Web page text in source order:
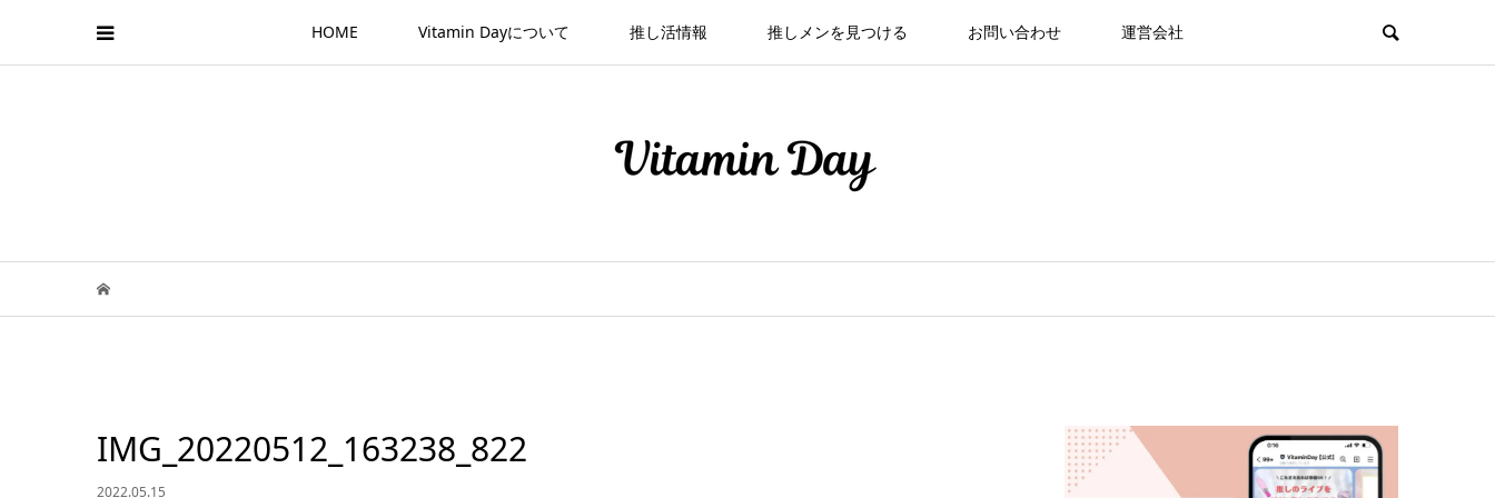
HOME Vitamin Dayについて 推し活情報 推しメンを見つける お問い合わせ 運営会社
IMG_20220512_163238_822
2022.05.15